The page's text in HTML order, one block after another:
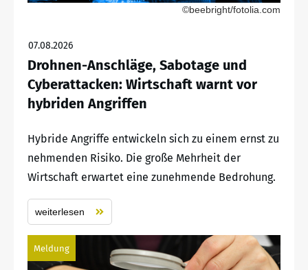
©beebright/fotolia.com
07.08.2026
Drohnen-Anschläge, Sabotage und
Cyberattacken: Wirtschaft warnt vor
hybriden Angriffen
Hybride Angriffe entwickeln sich zu einem ernst zu
nehmenden Risiko. Die große Mehrheit der
Wirtschaft erwartet eine zunehmende Bedrohung.
weiterlesen
Meldung